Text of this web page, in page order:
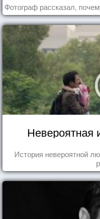
Фотограф рассказал,
Невероятная
История невероятной